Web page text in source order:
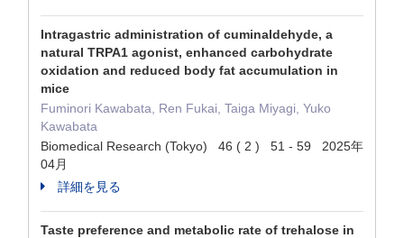
Intragastric administration of cuminaldehyde, a
natural TRPA1 agonist, enhanced carbohydrate
oxidation and reduced body fat accumulation in
mice
Fuminori Kawabata, Ren Fukai, Taiga Miyagi, Yuko
Kawabata
Biomedical Research (Tokyo) 46 ( 2 ) 51 - 59 2025年
04月
詳細を見る
Taste preference and metabolic rate of trehalose in